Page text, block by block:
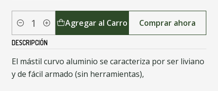
Cantidad Agregar al Carro Comprar ahora
DESCRIPCIÓN
El mástil curvo aluminio se caracteriza por ser liviano
y de fácil armado (sin herramientas),